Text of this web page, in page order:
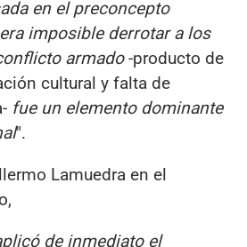
en el preconcepto
imposible derrotar a los
armado-producto de
cultural y falta de
fue un elemento dominante
".
Lamuedra en el
deinmediato el